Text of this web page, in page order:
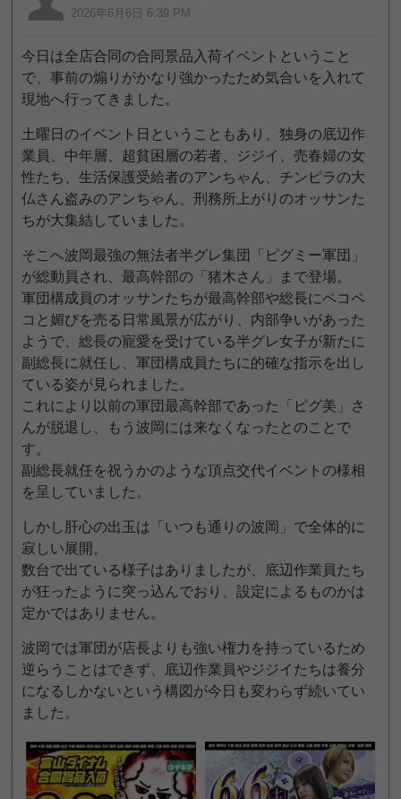
2026年6月6日 6:39 PM
今日は全店合同の合同景品入荷イベントということ
で、事前の煽りがかなり強かったため気合いを入れて
現地へ行ってきました。
土曜日のイベント日ということもあり、独身の底辺作
業員、中年層、超貧困層の若者、ジジイ、売春婦の女
性たち、生活保護受給者のアンちゃん、チンピラの大
仏さん盗みのアンちゃん、刑務所上がりのオッサンた
ちが大集結していました。
そこへ波岡最強の無法者半グレ集団「ピグミー軍団」
が総動員され、最高幹部の「猪木さん」まで登場。
軍団構成員のオッサンたちが最高幹部や総長にペコペ
コと媚びを売る日常風景が広がり、内部争いがあった
ようで、総長の寵愛を受けている半グレ女子が新たに
副総長に就任し、軍団構成員たちに的確な指示を出し
ている姿が見られました。
これにより以前の軍団最高幹部であった「ピグ美」さ
んが脱退し、もう波岡には来なくなったとのことで
す。
副総長就任を祝うかのような頂点交代イベントの様相
を呈していました。
しかし肝心の出玉は「いつも通りの波岡」で全体的に
寂しい展開。
数台で出ている様子はありましたが、底辺作業員たち
が狂ったように突っ込んでおり、設定によるものかは
定かではありません。
波岡では軍団が店長よりも強い権力を持っているため
逆らうことはできず、底辺作業員やジジイたちは養分
になるしかないという構図が今日も変わらず続いてい
ました。